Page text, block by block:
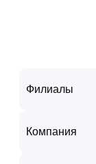
Наш офис
«Металлист», наб.
Звоните: 8-812-
Филиалы
Компания